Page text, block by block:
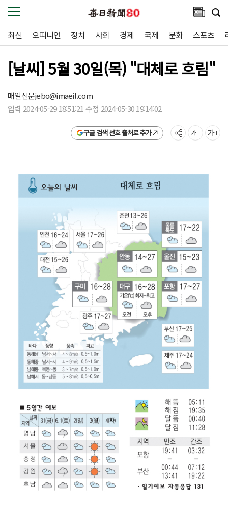
최신 오피니언 정치 사회 경제 국제 문화 스포츠
[날씨] 5월 30일(목) "대체로 흐림"
매일신문jebo@imaeil.com
입력 2024-05-29 18:51:21 수정 2024-05-30 19:14:02
구글 검색 선호 출처로 추가